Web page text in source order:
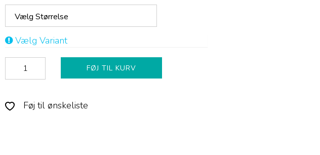
Vælg Størrelse
Vælg Variant
FØJ TIL KURV
Føj til ønskeliste